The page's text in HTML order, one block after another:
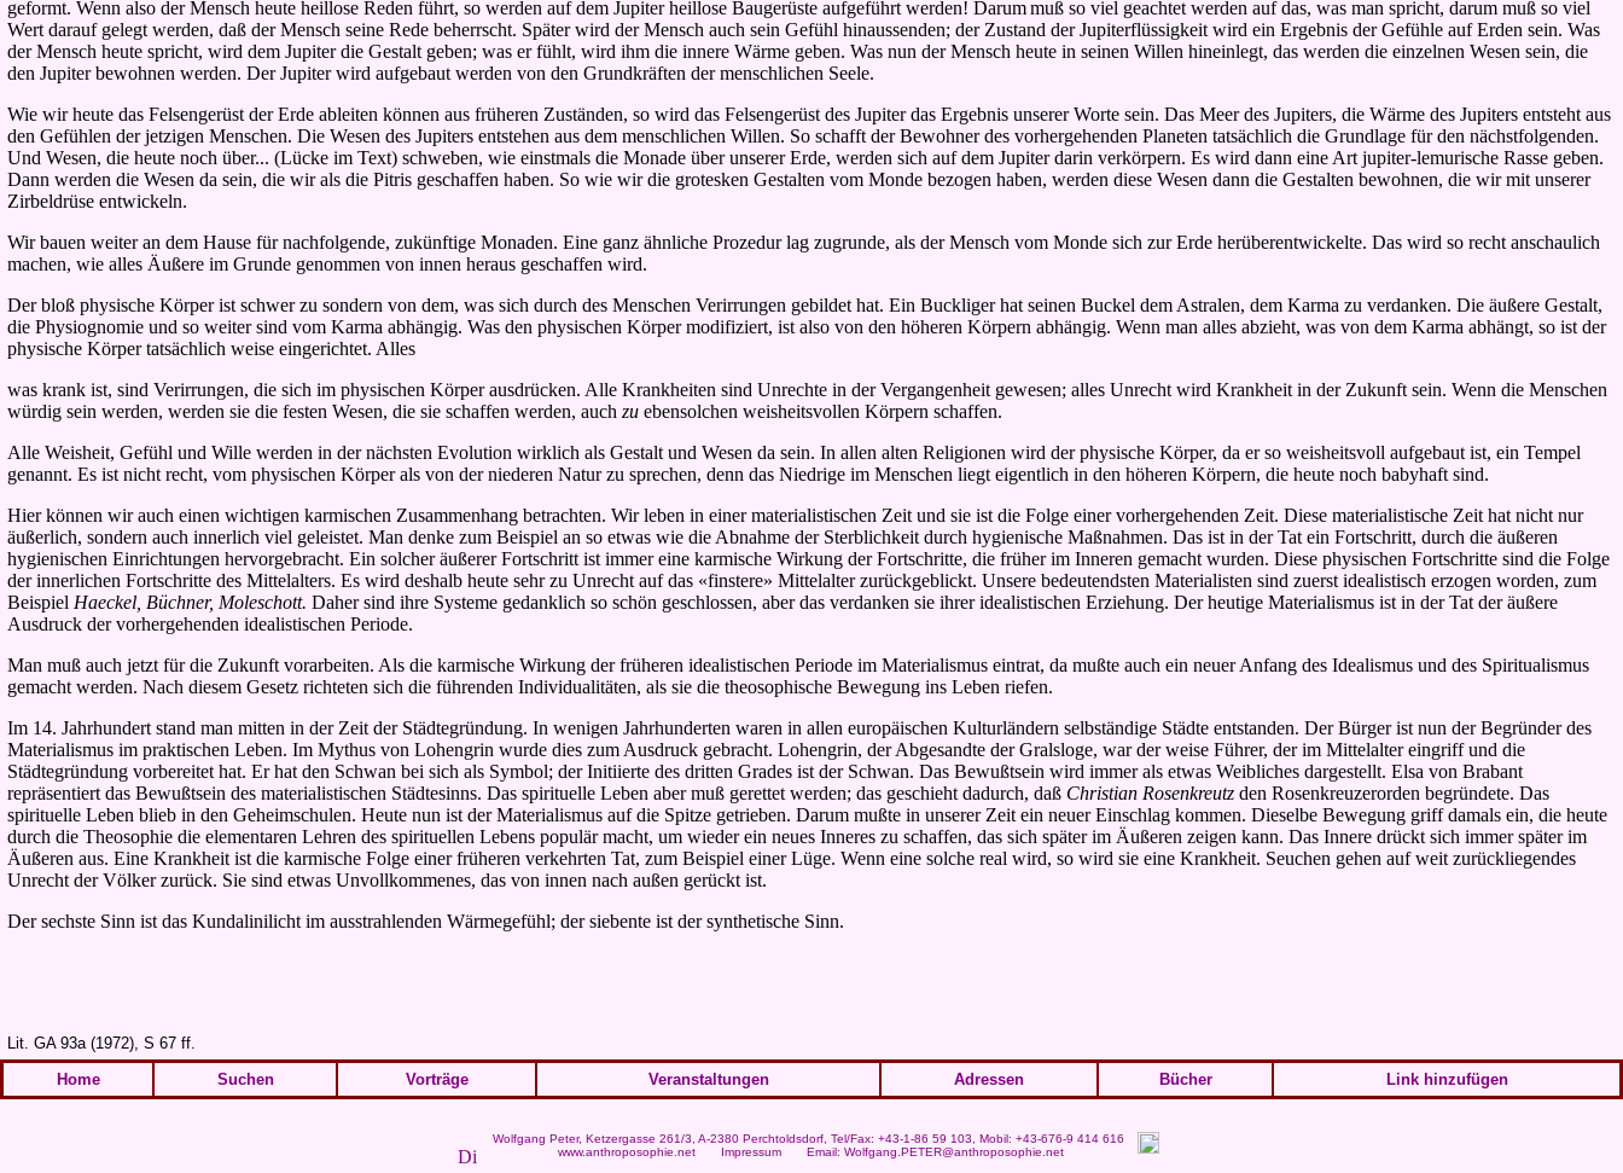
geformt. Wenn also der Mensch heute heillose Reden führt, so werden auf dem Jupiter heillose Baugerüste aufgeführt werden! Darummuß so viel geachtet werden auf das, was man spricht, darum muß so viel
Wert darauf gelegt werden, daß der Mensch seine Rede beherrscht. Später wird der Mensch auch sein Gefühl hinaussenden; der Zustand der Jupiterflüssigkeit wird ein Ergebnis der Gefühle auf Erden sein. Was
der Mensch heute spricht, wird dem Jupiter die Gestalt geben; was er fühlt, wird ihm die innere Wärme geben. Was nun der Mensch heute in seinen Willen hineinlegt, das werden die einzelnen Wesen sein, die
den Jupiter bewohnen werden. Der Jupiter wird aufgebaut werden von den Grundkräften der menschlichen Seele.
Wie wir heute das Felsengerüst der Erde ableiten können aus früheren Zuständen, so wird das Felsengerüst des Jupiter das Ergebnis unserer Worte sein. Das Meer des Jupiters, die Wärme des Jupiters entsteht aus
den Gefühlen der jetzigen Menschen. Die Wesen des Jupiters entstehen aus dem menschlichen Willen. So schafft der Bewohner des vorhergehenden Planeten tatsächlich die Grundlage für den nächstfolgenden.
Und Wesen, die heute noch über... (Lücke im Text) schweben, wie einstmals die Monade über unserer Erde, werden sich auf dem Jupiter darin verkörpern. Es wird dann eine Art jupiter-lemurische Rasse geben.
Dann werden die Wesen da sein, die wir als die Pitris geschaffen haben. So wie wir die grotesken Gestalten vom Monde bezogen haben, werden diese Wesen dann die Gestalten bewohnen, die wir mit unserer
Zirbeldrüse entwickeln.
Wir bauen weiter an dem Hause für nachfolgende, zukünftige Monaden. Eine ganz ähnliche Prozedur lag zugrunde, als der Mensch vom Monde sich zur Erde herüberentwickelte. Das wird so recht anschaulich
machen, wie alles Äußere im Grunde genommen von innen heraus geschaffen wird.
Der bloß physische Körper ist schwer zu sondern von dem, was sich durch des Menschen Verirrungen gebildet hat. Ein Buckliger hat seinen Buckel dem Astralen, dem Karma zu verdanken. Die äußere Gestalt,
die Physiognomie und so weiter sind vom Karma abhängig. Was den physischen Körper modifiziert, ist also von den höheren Körpern abhängig. Wenn man alles abzieht, was von dem Karma abhängt, so ist der
physische Körper tatsächlich weise eingerichtet. Alles
was krank ist, sind Verirrungen, die sich im physischen Körper ausdrücken. Alle Krankheiten sind Unrechte in der Vergangenheit gewesen; alles Unrecht wird Krankheit in der Zukunft sein. Wenn die Menschen
würdig sein werden, werden sie die festen Wesen, die sie schaffen werden, auch zu ebensolchen weisheitsvollen Körpern schaffen.
Alle Weisheit, Gefühl und Wille werden in der nächsten Evolution wirklich als Gestalt und Wesen da sein. In allen alten Religionen wird der physische Körper, da er so weisheitsvoll aufgebaut ist, ein Tempel
genannt. Es ist nicht recht, vom physischen Körper als von der niederen Natur zu sprechen, denn das Niedrige im Menschen liegt eigentlich in den höheren Körpern, die heute noch babyhaft sind.
Hier können wir auch einen wichtigen karmischen Zusammenhang betrachten. Wir leben in einer materialistischen Zeit und sie ist die Folge einer vorhergehenden Zeit. Diese materialistische Zeit hat nicht nur
äußerlich, sondern auch innerlich viel geleistet. Man denke zum Beispiel an so etwas wie die Abnahme der Sterblichkeit durch hygienische Maßnahmen. Das ist in der Tat ein Fortschritt, durch die äußeren
hygienischen Einrichtungen hervorgebracht. Ein solcher äußerer Fortschritt ist immer eine karmische Wirkung der Fortschritte, die früher im Inneren gemacht wurden. Diese physischen Fortschritte sind die Folge
der innerlichen Fortschritte des Mittelalters. Es wird deshalb heute sehr zu Unrecht auf das «finstere» Mittelalter zurückgeblickt. Unsere bedeutendsten Materialisten sind zuerst idealistisch erzogen worden, zum
Beispiel Haeckel, Büchner, Moleschott. Daher sind ihre Systeme gedanklich so schön geschlossen, aber das verdanken sie ihrer idealistischen Erziehung. Der heutige Materialismus ist in der Tat der äußere
Ausdruck der vorhergehenden idealistischen Periode.
Man muß auch jetzt für die Zukunft vorarbeiten. Als die karmische Wirkung der früheren idealistischen Periode im Materialismus eintrat, da mußte auch ein neuer Anfang des Idealismus und des Spiritualismus
gemacht werden. Nach diesem Gesetz richteten sich die führenden Individualitäten, als sie die theosophische Bewegung ins Leben riefen.
Im 14. Jahrhundert stand man mitten in der Zeit der Städtegründung. In wenigen Jahrhunderten waren in allen europäischen Kulturländern selbständige Städte entstanden. Der Bürger ist nun der Begründer des
Materialismus im praktischen Leben. Im Mythus von Lohengrin wurde dies zum Ausdruck gebracht. Lohengrin, der Abgesandte der Gralsloge, war der weise Führer, der im Mittelalter eingriff und die
Städtegründung vorbereitet hat. Er hat den Schwan bei sich als Symbol; der Initiierte des dritten Grades ist der Schwan. Das Bewußtsein wird immer als etwas Weibliches dargestellt. Elsa von Brabant
repräsentiert das Bewußtsein des materialistischen Städtesinns. Das spirituelle Leben aber muß gerettet werden; das geschieht dadurch, daß Christian Rosenkreutz den Rosenkreuzerorden begründete. Das
spirituelle Leben blieb in den Geheimschulen. Heute nun ist der Materialismus auf die Spitze getrieben. Darum mußte in unserer Zeit ein neuer Einschlag kommen. Dieselbe Bewegung griff damals ein, die heute
durch die Theosophie die elementaren Lehren des spirituellen Lebens populär macht, um wieder ein neues Inneres zu schaffen, das sich später im Äußeren zeigen kann. Das Innere drückt sich immer später im
Äußeren aus. Eine Krankheit ist die karmische Folge einer früheren verkehrten Tat, zum Beispiel einer Lüge. Wenn eine solche real wird, so wird sie eine Krankheit. Seuchen gehen auf weit zurückliegendes
Unrecht der Völker zurück. Sie sind etwas Unvollkommenes, das von innen nach außen gerückt ist.
Der sechste Sinn ist das Kundalinilicht im ausstrahlenden Wärmegefühl; der siebente ist der synthetische Sinn.
Lit. GA 93a (1972), S 67 ff.
Home Suchen Vorträge Veranstaltungen Adressen Bücher Link hinzufügen
Wolfgang Peter, Ketzergasse 261/3, A-2380 Perchtoldsdorf, Tel/Fax: +43-1-86 59 103, Mobil: +43-676-9 414 616
www.anthroposophie.net
ImpressumEmail: Wolfgang.PETER@anthroposophie.net